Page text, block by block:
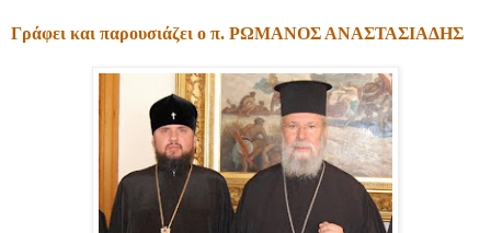
Γράφει και παρουσιάζει ο π. ΡΩΜΑΝΟΣ ΑΝΑΣΤΑΣΙΑΔΗΣ